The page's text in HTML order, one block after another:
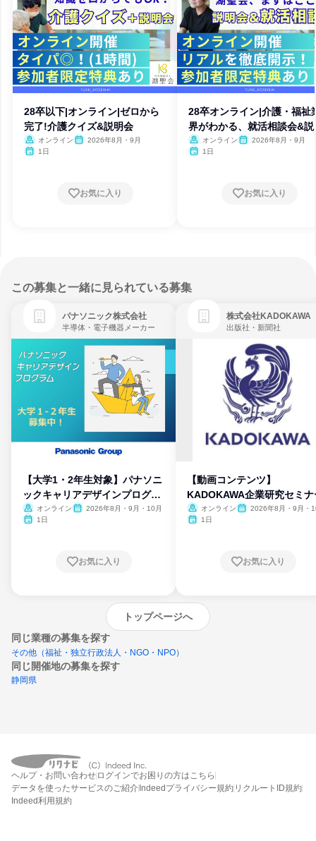
28卒以下|オンライン|ゼロから
完了!介護クイズ&説明会
オンライン
2026年8月・9月
1日
お気に入り
28卒オンライン|介護・福祉
界がわかる、就活相談会&説
会
オンライン
2026年8月・9月
1日
お気に入り
この募集と一緒に見られている募集
パナソニック株式会社
半導体・電子機器メーカー
【大学1・2年生対象】パナソニ
ックキャリアデザインプログラ
ム
オンライン
2026年8月・9月・10月
1日
お気に入り
株式会社KADOKAWA
出版社・新聞社
【動画コンテンツ】
KADOKAWA企業研究セミナ
オンライン
2026年8月・9月・
1日
お気に入り
トップページへ
同じ業種の募集を探す
その他（福祉・独立行政法人・NGO・NPO）
同じ開催地の募集を探す
静岡県
エントリーするとプログラムの詳細案内を
受け取れるようになります
ヘルプ・お問い合わせ ログインでお困りの方はこちら
データを使ったサービスのご紹介 Indeedプライバシー規約 リクルートID規約
Indeed利用規約